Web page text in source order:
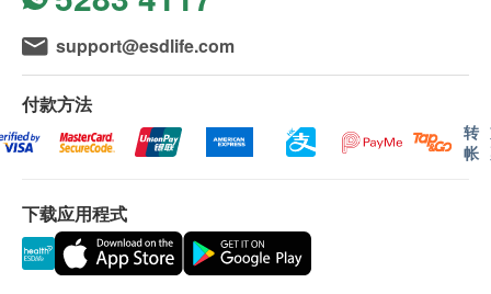
报告
医生讲解报告
讲解报告)
A. 本地/海外客户
(1) 亲身领取：亲身前往各诊所
(2) 电话讲解报告 (自取报告)
(1) 亲身领取：亲身前往检验中心
(2)客人另回电听取报告 (自取报告)
support@esdlife.com
付款方法
转
帐
下载应用程式